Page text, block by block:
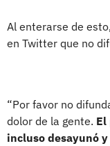
Al enterarse de
en Twitter que no
“Por favor no
dolor de la gente. El
incluso desayunó